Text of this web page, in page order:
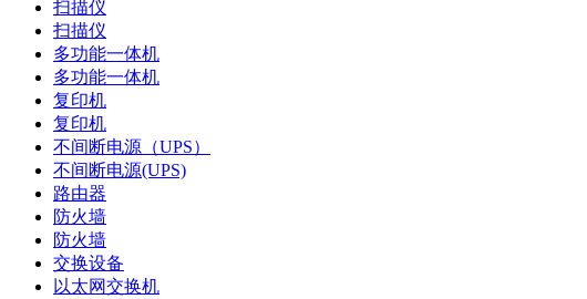
扫描仪
扫描仪
多功能一体机
多功能一体机
复印机
复印机
不间断电源（UPS）
不间断电源(UPS)
路由器
防火墙
防火墙
交换设备
以太网交换机